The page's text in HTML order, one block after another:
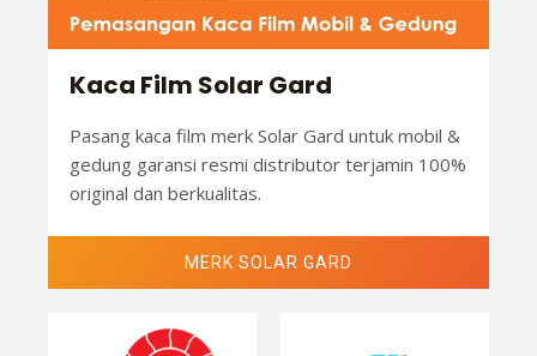
Kaca Film Solar Gard
Pasang kaca film merk Solar Gard untuk mobil &
gedung garansi resmi distributor terjamin 100%
original dan berkualitas.
MERK SOLAR GARD